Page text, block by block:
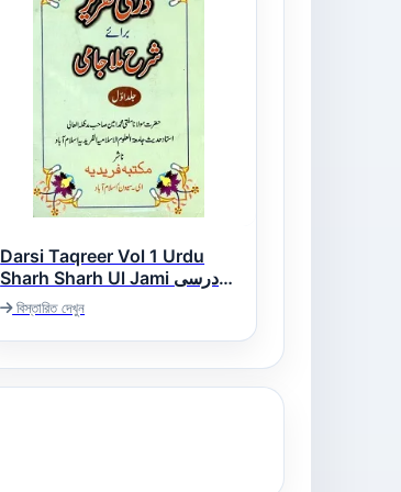
Darsi Taqreer Vol 1 Urdu
Sharh Sharh Ul Jami درسی
تقریر شرح جامی اردو
বিস্তারিত দেখুন